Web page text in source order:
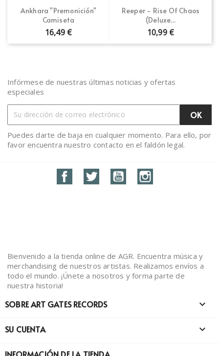
Ankhara "Premonición"
Camiseta
16,49 €
Reeper - Rise Of Chaos
(Deluxe...
10,99 €
Infórmese de nuestras últimas noticias y ofertas
especiales
Puedes darte de baja en cualquier momento. Para ello, por
favor encuentra nuestro contacto en el faldón legal.
FacebookTwitter YouTube
Bienvenido a la tienda online de AGR. Encuentra música y
merchandising de nuestros artistas. Realizamos envíos a
todo el mundo. ¡Únete a nosotros y forma parte de
nuestra historia!
SOBRE ART GATES RECORDS 
SU CUENTA 